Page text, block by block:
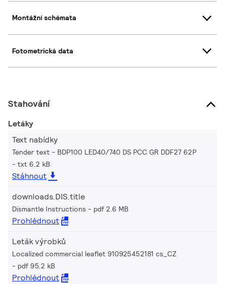
Montážní schémata
Fotometrická data
Stahování
Letáky
Text nabídky
Tender text - BDP100 LED40/740 DS PCC GR DDF27 62P
txt 6.2 kB
Stáhnout
downloads.DIS.title
Dismantle Instructions pdf 2.6 MB
Prohlédnout
Leták výrobků
Localized commercial leaflet 910925452181 cs_CZ
pdf 95.2 kB
Prohlédnout